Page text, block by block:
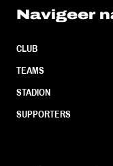
Navigeer
CLUB
TEAMS
STADION
SUPPORTERS